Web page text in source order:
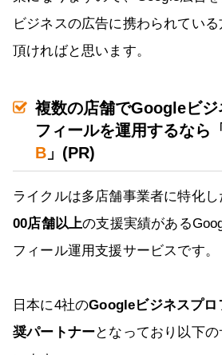
ビジネスの広告に携わられてい
頂ければと思います。
複数の店舗でGoogleビジ
フィールを運用するなら「
B 」(PR)
ライクルは多店舗事業者に特化
00店舗以上の支援実績がある
フィール運用支援サービスです。
日本に4社のGoogleビジネスプロ
奨パートナーとなっており以下